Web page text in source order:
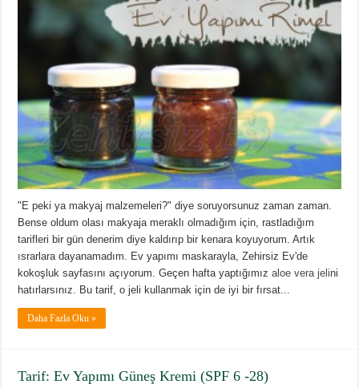
"E peki ya makyaj malzemeleri?" diye soruyorsunuz zaman zaman.
Bense oldum olası makyaja meraklı olmadığım için, rastladığım
tarifleri bir gün denerim diye kaldırıp bir kenara koyuyorum. Artık
ısrarlara dayanamadım. Ev yapımı maskarayla, Zehirsiz Ev'de
kokoşluk sayfasını açıyorum. Geçen hafta yaptığımızaloe vera jelini
hatırlarsınız. Bu tarif, o jeli kullanmak için de iyi bir fırsat...
Daha Fazla Oku »
Tarif: Ev Yapımı Güneş Kremi (SPF 6 -28)